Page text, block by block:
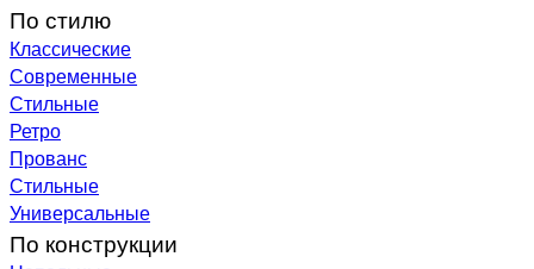
По стилю
Классические
Современные
Стильные
Ретро
Прованс
Стильные
Универсальные
По конструкции